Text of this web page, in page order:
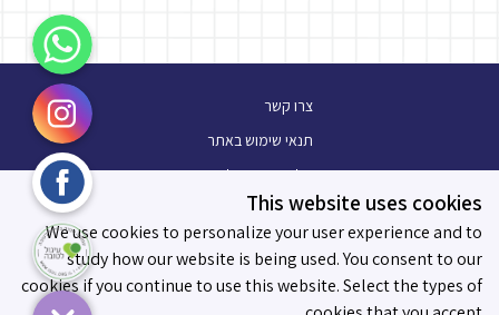
צרו קשר
תנאי שימוש באתר
מלגת עתיד פלוס
בלוג
תו מידות לאפקטיביות
This website uses cookies
We use cookies to personalize your user experience and to
study how our website is being used. You consent to our
cookies if you continue to use this website. Select the types of
WhatsApp
Instagram
Facebook
עיגול לטובה